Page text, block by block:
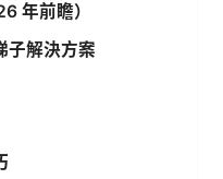
年前瞻）
子解決方案